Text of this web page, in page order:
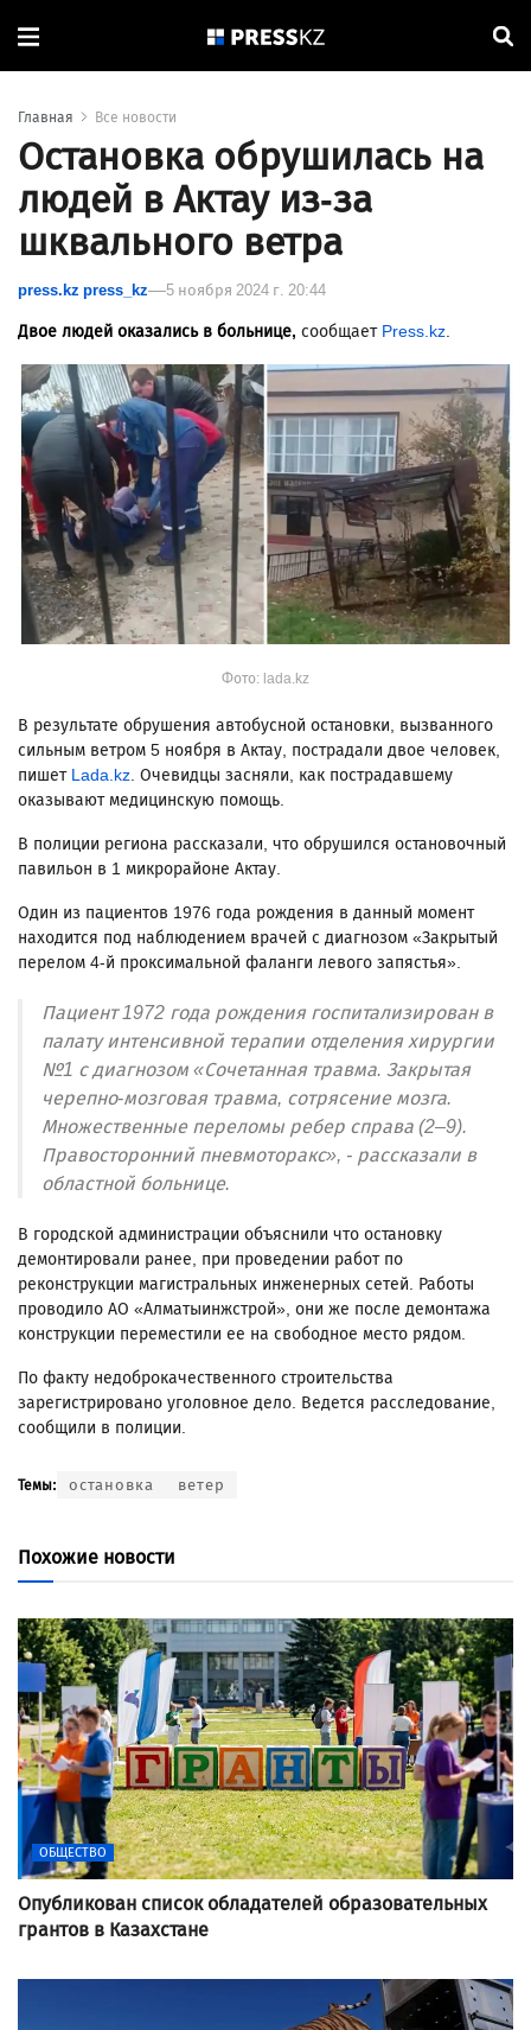
Главная Все новости
Остановка обрушилась на
людей в Актау из-за
шквального ветра
press.kz press_kz 5 ноября 2024 г. 20:44
Двое людей оказались в больнице, сообщает Press.kz.
Фото: lada.kz
В результате обрушения автобусной остановки, вызванного
сильным ветром 5 ноября в Актау, пострадали двое человек,
пишет Lada.kz. Очевидцы засняли, как пострадавшему
оказывают медицинскую помощь.
В полиции региона рассказали, что обрушился остановочный
павильон в 1 микрорайоне Актау.
Один из пациентов 1976 года рождения в данный момент
находится под наблюдением врачей с диагнозом «Закрытый
перелом 4-й проксимальной фаланги левого запястья».
Пациент 1972 года рождения госпитализирован в
палату интенсивной терапии отделения хирургии
№1 с диагнозом «Сочетанная травма. Закрытая
черепно-мозговая травма, сотрясение мозга.
Множественные переломы ребер справа (2–9).
Правосторонний пневмоторакс», - рассказали в
областной больнице.
В городской администрации объяснили что остановку
демонтировали ранее, при проведении работ по
реконструкции магистральных инженерных сетей. Работы
проводило АО «Алматыинжстрой», они же после демонтажа
конструкции переместили ее на свободное место рядом.
По факту недоброкачественного строительства
зарегистрировано уголовное дело. Ведется расследование,
сообщили в полиции.
Темы: остановка ветер
Похожие новости
ОБЩЕСТВО
Опубликован список обладателей образовательных
грантов в Казахстане